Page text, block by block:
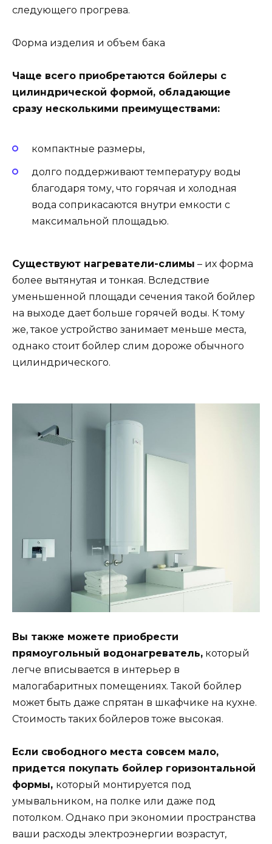
следующего прогрева.
Форма изделия и объем бака
Чаще всего приобретаются бойлеры с
цилиндрической формой, обладающие
сразу несколькими преимуществами:
компактные размеры,
долго поддерживают температуру воды
благодаря тому, что горячая и холодная
вода соприкасаются внутри емкости с
максимальной площадью.
Существуют нагреватели-слимы – их форма
более вытянутая и тонкая. Вследствие
уменьшенной площади сечения такой бойлер
на выходе дает больше горячей воды. К тому
же, такое устройство занимает меньше места,
однако стоит бойлер слим дороже обычного
цилиндрического.
Вы также можете приобрести
прямоугольный водонагреватель, который
легче вписывается в интерьер в
малогабаритных помещениях. Такой бойлер
может быть даже спрятан в шкафчике на кухне.
Стоимость таких бойлеров тоже высокая.
Если свободного места совсем мало,
придется покупать бойлер горизонтальной
формы, который монтируется под
умывальником, на полке или даже под
потолком. Однако при экономии пространства
ваши расходы электроэнергии возрастут,